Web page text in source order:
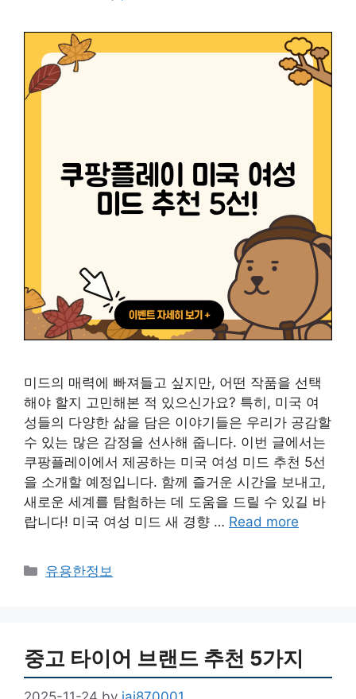
미드의 매력에 빠져들고 싶지만, 어떤 작품을 선택
해야 할지 고민해본 적 있으신가요? 특히, 미국 여
성들의 다양한 삶을 담은 이야기들은 우리가 공감할
수 있는 많은 감정을 선사해 줍니다. 이번 글에서는
쿠팡플레이에서 제공하는 미국 여성 미드 추천 5선
을 소개할 예정입니다. 함께 즐거운 시간을 보내고,
새로운 세계를 탐험하는 데 도움을 드릴 수 있길 바
랍니다! 미국 여성 미드 새 경향 … Read more
Categories
유용한정보
중고 타이어 브랜드 추천 5가지